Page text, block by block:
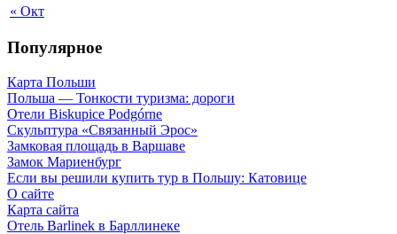
« Окт
Популярное
Карта Польши
Польша — Тонкости туризма: дороги
Отели Biskupice Podgórne
Скульптура «Связанный Эрос»
Замковая площадь в Варшаве
Замок Мариенбург
Если вы решили купить тур в Польшу: Катовице
О сайте
Карта сайта
Отель Barlinek в Барллинеке